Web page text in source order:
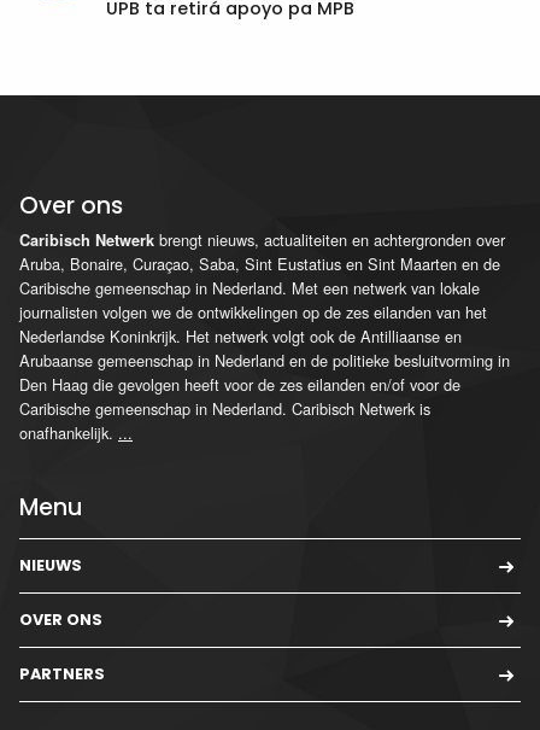
UPB ta retirá apoyo pa MPB
Over ons
Caribisch Netwerk brengt nieuws, actualiteiten en achtergronden over
Aruba, Bonaire, Curaçao, Saba, Sint Eustatius en Sint Maarten en de
Caribische gemeenschap in Nederland. Met een netwerk van lokale
journalisten volgen we de ontwikkelingen op de zes eilanden van het
Nederlandse Koninkrijk. Het netwerk volgt ook de Antilliaanse en
Arubaanse gemeenschap in Nederland en de politieke besluitvorming in
Den Haag die gevolgen heeft voor de zes eilanden en/of voor de
Caribische gemeenschap in Nederland. Caribisch Netwerk is
onafhankelijk. ...
Menu
NIEUWS
OVER ONS
PARTNERS